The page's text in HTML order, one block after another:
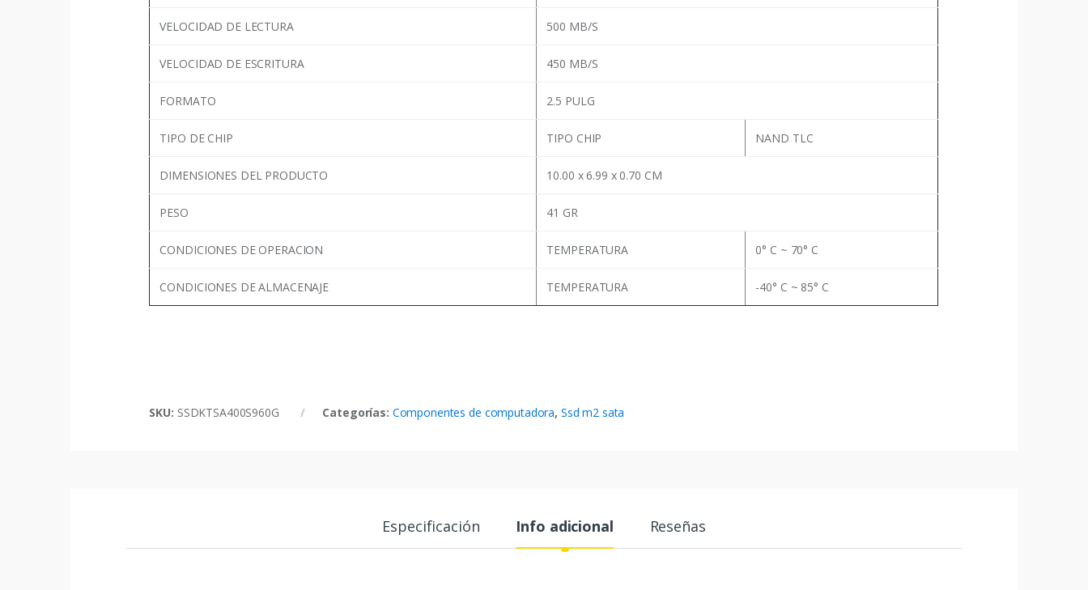
VELOCIDAD DE LECTURA 500 MB/S
VELOCIDAD DE ESCRITURA 450 MB/S
FORMATO 2.5 PULG
TIPO DE CHIP TIPO CHIP NAND TLC
DIMENSIONES DEL PRODUCTO 10.00 x 6.99 x 0.70 CM
PESO 41 GR
CONDICIONES DE OPERACION TEMPERATURA 0° C ~ 70° C
CONDICIONES DE ALMACENAJE TEMPERATURA -40° C ~ 85° C
SKU: SSDKTSA400S960G Categorías: Componentes de computadora, Ssd m2 sata
Especificación Info adicional Reseñas